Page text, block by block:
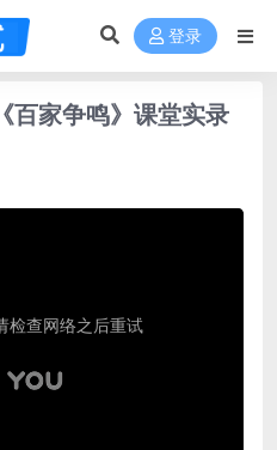
登录
百家争鸣》课堂实录